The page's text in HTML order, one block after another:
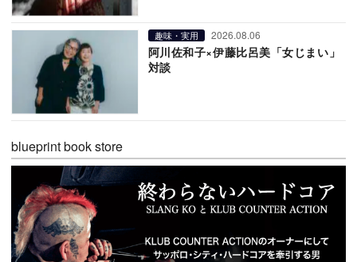
趣味・実用 2026.08.06
阿川佐和子×伊藤比呂美「女じまい」
対談
blueprint book store